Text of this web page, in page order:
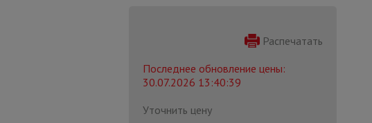
Распечатать
Последнее обновление цены:
30.07.2026 13:40:39
Уточнить цену